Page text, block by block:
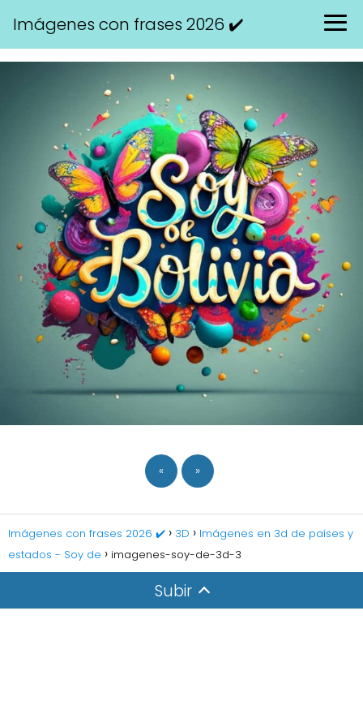
Imágenes con frases 2026 ✔️
« »
Imágenes con frases 2026 ✔️ 3D
Imágenes en 3d de países y
estados - Soy de
imagenes-soy-de-3d-3
Subir